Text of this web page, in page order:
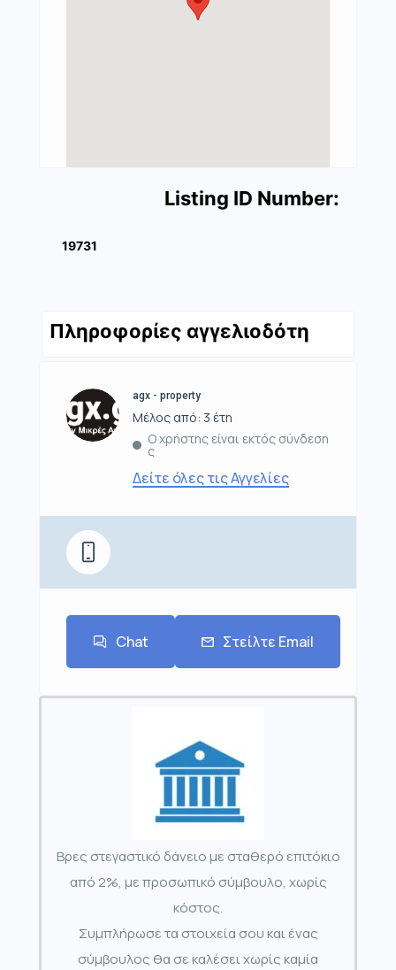
Listing ID Number:
19731
Πληροφορίες αγγελιοδότη
agx - property
Μέλος από: 3 έτη
Ο χρήστης είναι εκτός σύνδεση
ς
Δείτε όλες τις Αγγελίες
Chat Στείλτε Email
Βρες στεγαστικό δάνειο με σταθερό επιτόκιο
από 2%, με προσωπικό σύμβουλο, χωρίς
κόστος.
Συμπλήρωσε τα στοιχεία σου και ένας
σύμβουλος θα σε καλέσει χωρίς καμία